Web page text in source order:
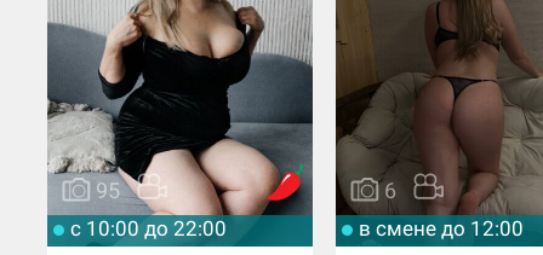
c 10:00 до 22:00
95
в смене до 12:00
6